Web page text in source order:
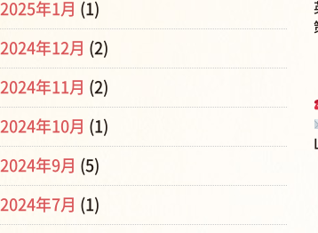
2025年1月 (1)
2024年12月 (2)
2024年11月 (2)
2024年10月 (1)
2024年9月 (5)
2024年7月 (1)